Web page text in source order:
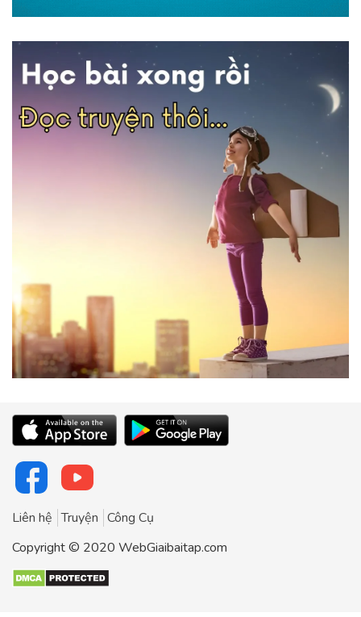
Liên hệ Truyện Công Cụ
Copyright © 2020 WebGiaibaitap.com